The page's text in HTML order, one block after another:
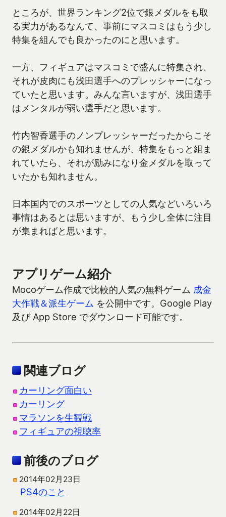
ところが、世界ランキング2位で銀メダルをも取
る実力があるなんて、事前にマスコミはもう少し
特集を組んでも良かったのにと思います。
一方、フィギュアはマスコミで盛んに特集され、
それが皮肉にも浅田選手へのプレッシャーになっ
ていたと思います。みんな言いますが、浅田選手
はメンタルが弱い選手だと思います。
竹内智香選手のノンプレッシャーだったからこそ
の銀メダルかも知れませんが、特集をもっと組ま
れていたら、それが励みになり金メダルを取って
いたかも知れません。
日本国内でのスポーツとしての人気などいろいろ
事情はあるとは思いますが、もう少し全体に注目
が集まればと思います。
アプリゲーム紹介
Mocoゲーム作成で比較的人気の無料ゲーム 成金
大作戦＆派生ゲーム を公開中です。Google Play
及び App Store でダウンロード可能です。
関連ブログ
カーリング面白い
カーリング
マラソンを生観戦
フィギュアの視聴率
前後のブログ
2014年02月23日
PS4のこと
2014年02月22日